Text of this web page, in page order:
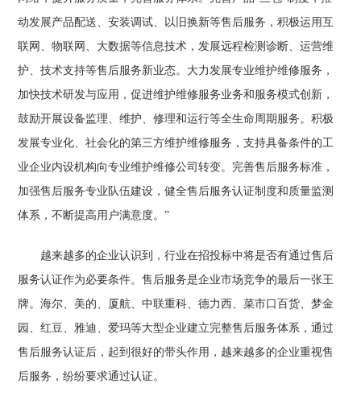
动发展产品配送、安装调试、以旧换新等售后服务，积极运用互
联网、物联网、大数据等信息技术，发展远程检测诊断、运营维
护、技术支持等售后服务新业态。大力发展专业维护维修服务，
加快技术研发与应用，促进维护维修服务业务和服务模式创新，
鼓励开展设备监理、维护、修理和运行等全生命周期服务。积极
发展专业化、社会化的第三方维护维修服务，支持具备条件的工
业企业内设机构向专业维护维修公司转变。完善售后服务标准，
加强售后服务专业队伍建设，健全售后服务认证制度和质量监测
体系，不断提高用户满意度。”
越来越多的企业认识到，行业在招投标中将是否有通过售后
服务认证作为必要条件。售后服务是企业市场竞争的最后一张王
牌。海尔、美的、厦航、中联重科、德力西、菜市口百货、梦金
园、红豆、雅迪、爱玛等大型企业建立完整售后服务体系，通过
售后服务认证后，起到很好的带头作用，越来越多的企业重视售
后服务，纷纷要求通过认证。